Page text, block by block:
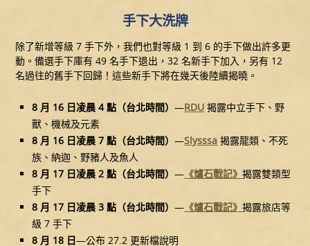
手下大洗牌
除了新增等級 7 手下外，我們也對等級 1 到 6 的手下做出許多更
動。備選手下庫有 49 名手下退出，32 名新手下加入，另有 12
名過往的舊手下回歸！這些新手下將在幾天後陸續揭曉。
8 月 16 日凌晨 4 點（台北時間）—RDU 揭露中立手下、野
獸、機械及元素
8 月 16 日凌晨 7 點（台北時間）—Slysssa 揭露龍類、不死
族、納迦、野豬人及魚人
8 月 17 日凌晨 2 點（台北時間）— 《爐石戰記》揭露雙類型
手下
8 月 17 日凌晨 3 點（台北時間）— 《爐石戰記》揭露旅店等
級 7 手下
8 月 18 日—公布 27.2 更新檔說明